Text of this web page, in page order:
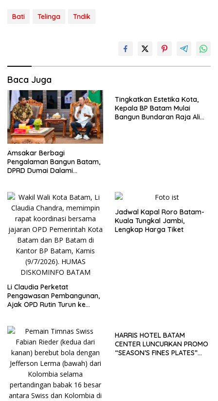
Bati Telinga Tndik
Baca Juga
Amsakar Berbagi
Pengalaman Bangun Batam,
DPRD Dumai Dalami
Tingkatkan Estetika Kota,
Kepala BP Batam Mulai
Bangun Bundaran Raja Ali
Li Claudia Perketat
Pengawasan Pembangunan,
Ajak OPD Rutin Turun ke
Jadwal Kapal Roro Batam-
Kuala Tungkal Jambi,
Lengkap Harga Tiket
HARRIS HOTEL BATAM
CENTER LUNCURKAN PROMO
“SEASON’S FINES PLATES”